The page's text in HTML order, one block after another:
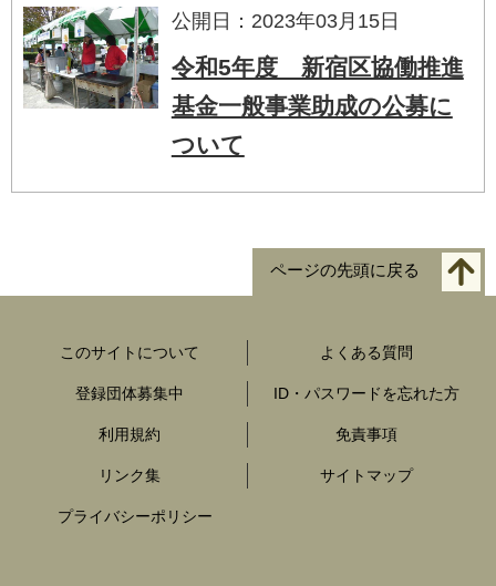
公開日：2023年03月15日
令和5年度 新宿区協働推進
基金一般事業助成の公募に
ついて
ページの先頭に戻る
このサイトについて よくある質問
登録団体募集中 ID・パスワードを忘れた方
利用規約 免責事項
リンク集 サイトマップ
プライバシーポリシー